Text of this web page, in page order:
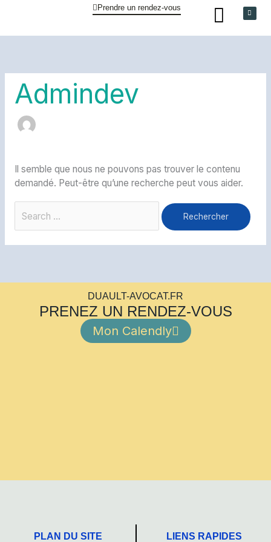
contenu
Prendre un rendez-vous
Admindev
Il semble que nous ne pouvons pas trouver le contenu
demandé. Peut-être qu’une recherche peut vous aider.
DUAULT-AVOCAT.FR
PRENEZ UN RENDEZ-VOUS
Mon Calendly
PLAN DU SITE LIENS RAPIDES